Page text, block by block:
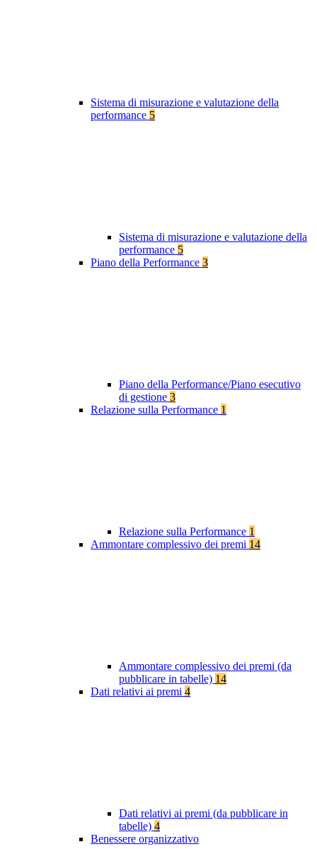
Sistema di misurazione e valutazione della
performance 5
Sistema di misurazione e valutazione della
performance 5
Piano della Performance 3
Piano della Performance/Piano esecutivo
di gestione 3
Relazione sulla Performance 1
Relazione sulla Performance 1
Ammontare complessivo dei premi 14
Ammontare complessivo dei premi (da
pubblicare in tabelle) 14
Dati relativi ai premi 4
Dati relativi ai premi (da pubblicare in
tabelle) 4
Benessere organizzativo